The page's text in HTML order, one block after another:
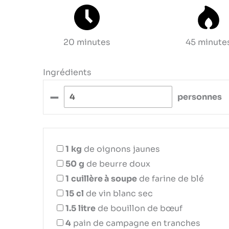
20 minutes 45
Ingrédients
– personnes
1 kg de oignons jaunes
50g de beurre doux
1 cuillère à soupe de farine de blé
15cl de vin blanc sec
1.5litre de bouillon de bœuf
4 pain de campagne en tranches